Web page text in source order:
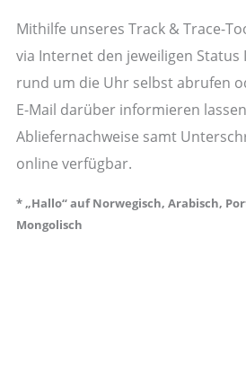
Mithilfe unseres Track & Trace-
via Internet den jeweiligen Status
rund um die Uhr selbst abrufen
E-Mail darüber informieren
Abliefernachweise samt
online verfügbar.
* „Hallo“ auf Norwegisch, Arabisch,
Mongolisch